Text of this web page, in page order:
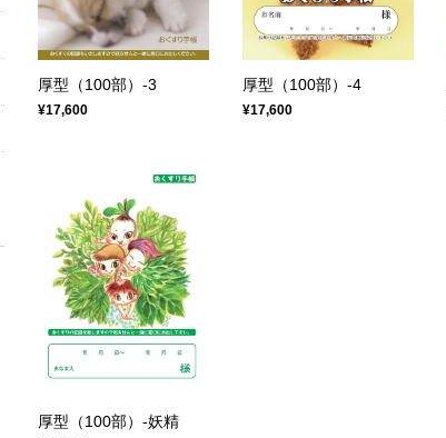
厚型（100部）-3
¥17,600
厚型（100部）-4
¥17,600
厚型（100部）-妖精